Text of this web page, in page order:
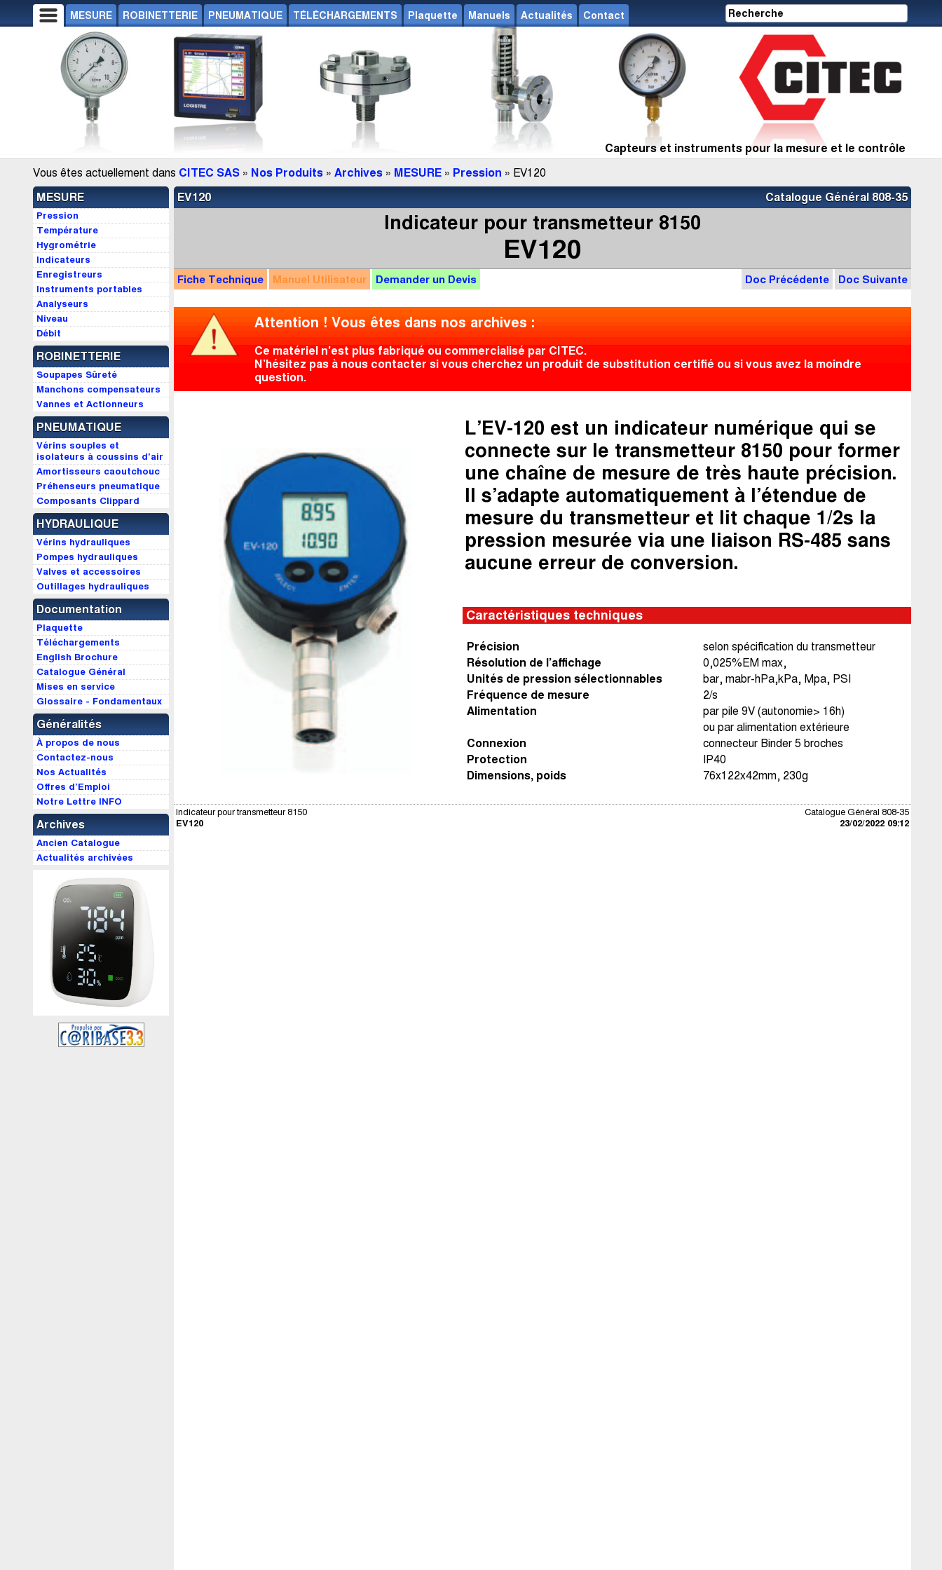
MESURE ROBINETTERIE PNEUMATIQUE TÉLÉCHARGEMENTS Plaquette Manuels Actualités Contact
Capteurs et instruments pour la mesure et le contrôle
Vous êtes actuellement dans CITEC SAS » Nos Produits » Archives » MESURE » Pression » EV120
MESURE
Pression
Température
Hygrométrie
Indicateurs
Enregistreurs
Instruments portables
Analyseurs
Niveau
Débit
ROBINETTERIE
Soupapes Sûreté
Manchons compensateurs
Vannes et Actionneurs
PNEUMATIQUE
Vérins souples et
isolateurs à coussins d'air
Amortisseurs caoutchouc
Préhenseurs pneumatique
Composants Clippard
HYDRAULIQUE
Vérins hydrauliques
Pompes hydrauliques
Valves et accessoires
Outillages hydrauliques
Documentation
Plaquette
Téléchargements
English Brochure
Catalogue Général
Mises en service
Glossaire - Fondamentaux
Généralités
À propos de nous
Contactez-nous
Nos Actualités
Offres d’Emploi
Notre Lettre INFO
Archives
Ancien Catalogue
Actualités archivées
Catalogue Général 808-35
EV120
Indicateur pour transmetteur 8150
EV120
Doc Précédente Doc Suivante
Fiche Technique Manuel Utilisateur Demander un Devis
Attention ! Vous êtes dans nos archives :
Ce matériel n'est plus fabriqué ou commercialisé par CITEC.
N’hésitez pas à nous contacter si vous cherchez un produit de substitution certifié ou si vous avez la moindre
question.
L’EV-120 est un indicateur numérique qui se
connecte sur le transmetteur 8150 pour former
une chaîne de mesure de très haute précision.
Il s’adapte automatiquement à l’étendue de
mesure du transmetteur et lit chaque 1/2s la
pression mesurée via une liaison RS-485 sans
aucune erreur de conversion.
Caractéristiques techniques
Précision
selon spécification du transmetteur
Résolution de l’affichage
0,025%EM max,
Unités de pression sélectionnables
bar, mabr-hPa,kPa, Mpa, PSI
Fréquence de mesure
2/s
Alimentation
par pile 9V (autonomie> 16h)
ou par alimentation extérieure
Connexion
connecteur Binder 5 broches
Protection
IP40
Dimensions, poids
76x122x42mm, 230g
Catalogue Général 808-35
23/02/2022 09:12
Indicateur pour transmetteur 8150
EV120